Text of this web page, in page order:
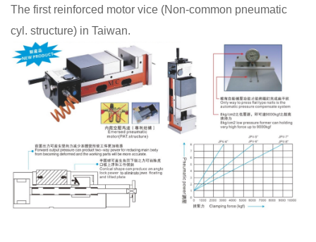
The first reinforced motor vice (Non-common pneumatic
cyl. structure) in Taiwan.